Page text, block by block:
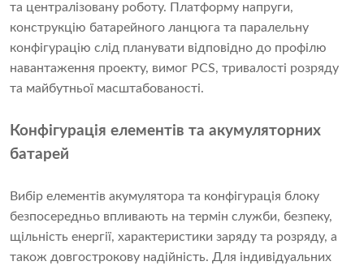
та централізовану роботу. Платформу напруги,
конструкцію батарейного ланцюга та паралельну
конфігурацію слід планувати відповідно до профілю
навантаження проекту, вимог PCS, тривалості розряду
та майбутньої масштабованості.
Конфігурація елементів та акумуляторних
батарей
Вибір елементів акумулятора та конфігурація блоку
безпосередньо впливають на термін служби, безпеку,
щільність енергії, характеристики заряду та розряду, а
також довгострокову надійність. Для індивідуальних